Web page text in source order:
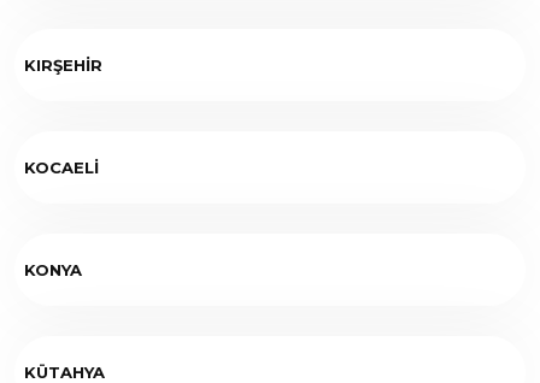
KIRŞEHİR
KOCAELİ
KONYA
KÜTAHYA